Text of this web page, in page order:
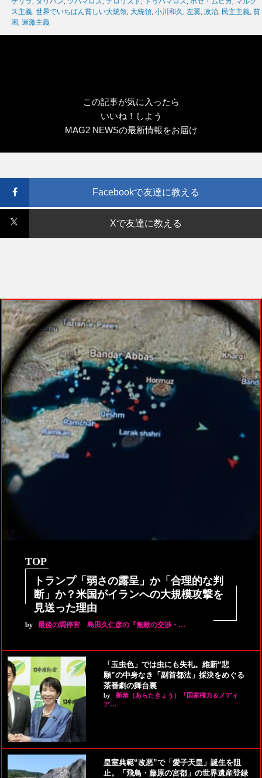
リ
ー
ス主義 世界でいちばん貧しい大統領 大統領 小川和久 左翼 政治 民主主義 貧
困
過激主義
この記事が気に入ったら
いいね！しよう
MAG2 NEWSの最新情報をお届け
Facebookで友達に教える
Xで友達に教える
TOP
トランプ「弱さの露呈」か「合理的な判
断」か？米国がイランへの大規模攻撃を
見送った理由
by 最後の調停官 島田久仁彦の『無敵の交渉・…
「玉虫色」では虫にも失礼。維新“悲
願”の中身なき「副首都法」採決をめぐる
茶番劇の舞台裏
by
新恭（あらたきょう）『国家権力＆メディ
ア…
皇室典範“改悪”で「愛子天皇」誕生を阻
止。「飛鳥・藤原の宮都」の世界遺産登録